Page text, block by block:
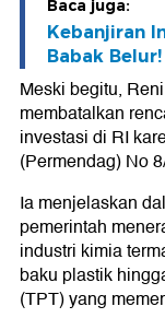
Baca juga:
Kebanjiran
Babak Belur!
Meski begitu,
membatalkan
investasi di RI
(Permendag) No
Ia menjelaskan
pemerintah
industri kimia
baku plastik
(TPT) yang